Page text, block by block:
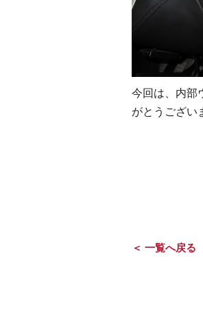
今回は、内部
がとうござい
＜ 一覧へ戻る